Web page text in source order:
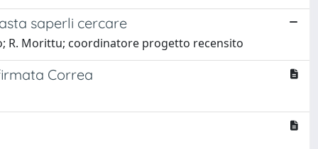
saperli cercare
R. Morittu; coordinatore progetto recensito
Correa